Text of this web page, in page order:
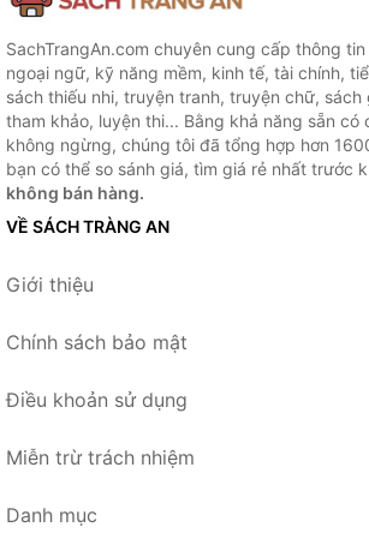
SachTrangAn.com chuyên cung cấp thông
ngoại ngữ, kỹ năng mềm, kinh tế, tài chính,
sách thiếu nhi, truyện tranh, truyện chữ, sách
tham khảo, luyện thi... Bằng khả năng sẵn có
không ngừng, chúng tôi đã tổng hợp hơn
bạn có thể so sánh giá, tìm giá rẻ nhất trước
không bán hàng.
VỀ SÁCH TRÀNG AN
Giới thiệu
Chính sách bảo mật
Điều khoản sử dụng
Miễn trừ trách nhiệm
Danh mục